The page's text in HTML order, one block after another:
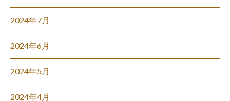
2024年7月
2024年6月
2024年5月
2024年4月